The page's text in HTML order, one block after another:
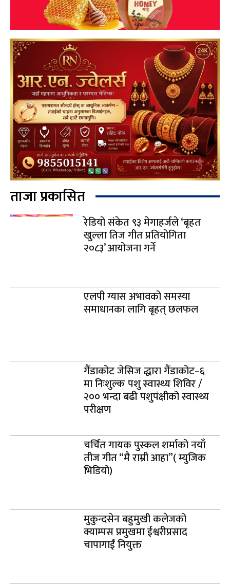
ताजा प्रकासित
रेडियो संकेत ९३ मेगाहर्जले ‘बृहत
खुल्ला तिज गीत प्रतियोगिता
२०८३’ आयोजना गर्ने
एलपी ग्यास अभावको समस्या
समाधानका लागि बृहत् छलफल
गैंडाकोट जेसिज द्धारा गैंडाकोट–६
मा निःशुल्क पशु स्वास्थ्य शिविर /
२०० भन्दा बढी पशुपंक्षीको स्वास्थ्य
परीक्षण
चर्चित गायक पुस्कल शर्माको नयाँ
तीज गीत “मै राम्री आहा”( म्युजिक
भिडियो)
मुकुन्दसेन बहुमुखी कलेजको
क्याम्पस प्रमुखमा ईश्वरीप्रसाद
चापागाईं नियुक्त